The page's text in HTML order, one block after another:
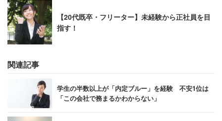
【20代既卒・フリーター】未経験から正社員を目
指す！
関連記事
学生の半数以上が「内定ブルー」を経験 不安1位は
「この会社で務まるかわからない」